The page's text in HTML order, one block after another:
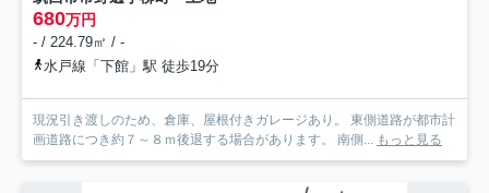
680万円
- / 224.79㎡ / -
水戸線「下館」駅 徒歩19分
現況引き渡しのため、倉庫、屋根付きガレージあり。 東側道路が都市計
画道路につき約７～８ｍ後退する場合があります。 南側... もっと見る